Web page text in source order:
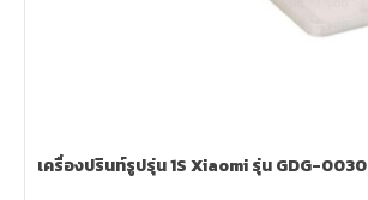
เครื่องปรินท์รูปรุ่น 1S Xiaomi รุ่น GDG-0030